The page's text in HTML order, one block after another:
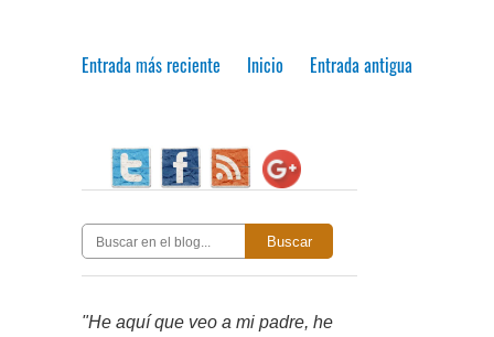
Entrada más reciente Entrada antigua
Inicio
Buscar
"He aquí que veo a mi padre, he